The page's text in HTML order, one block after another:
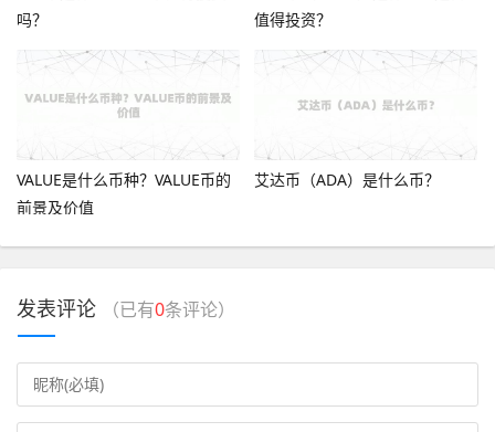
吗？
值得投资？
VALUE是什么币种？VALUE币的
前景及价值
艾达币（ADA）是什么币？
发表评论 （已有0条评论）